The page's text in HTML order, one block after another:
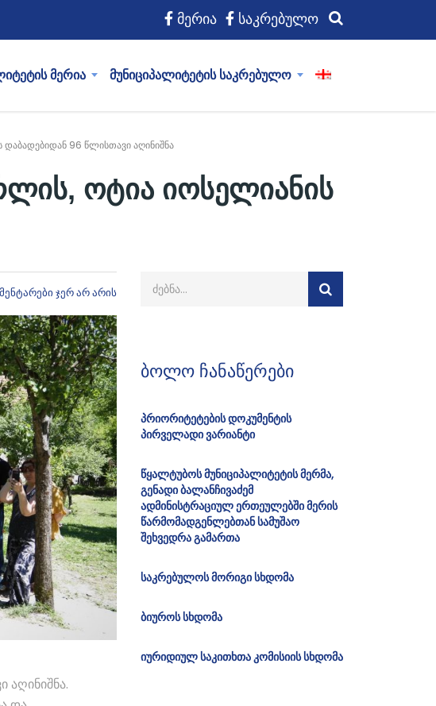
მერია საკრებულო
მერია მუნიციპალიტეტის საკრებულო
96 წლისთავი აღინიშნა
ოტია იოსელიანის
ჯერ არ არის
ბოლო ჩანაწერები
პრიორიტეტების დოკუმენტის
პირველადი ვარიანტი
წყალტუბოს მუნიციპალიტეტის მერმა,
გენადი ბალანჩივაძემ
ადმინისტრაციულ ერთეულებში მერის
წარმომადგენლებთან სამუშაო
შეხვედრა გამართა
საკრებულოს მორიგი სხდომა
ბიუროს სხდომა
იურიდიულ საკითხთა კომისიის სხდომა